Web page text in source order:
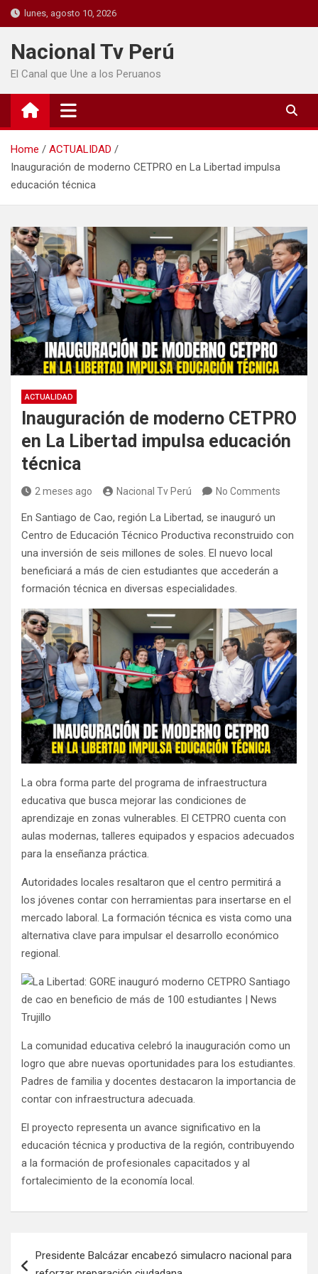
lunes, agosto 10, 2026
Nacional Tv Perú
El Canal que Une a los Peruanos
Home
ACTUALIDAD
Inauguración de moderno CETPRO en La Libertad impulsa
educación técnica
ACTUALIDAD
Inauguración de moderno CETPRO
en La Libertad impulsa educación
técnica
2 meses ago Nacional Tv Perú No Comments
En Santiago de Cao, región La Libertad, se inauguró un
Centro de Educación Técnico Productiva reconstruido con
una inversión de seis millones de soles. El nuevo local
beneficiará a más de cien estudiantes que accederán a
formación técnica en diversas especialidades.
La obra forma parte del programa de infraestructura
educativa que busca mejorar las condiciones de
aprendizaje en zonas vulnerables. El CETPRO cuenta con
aulas modernas, talleres equipados y espacios adecuados
para la enseñanza práctica.
Autoridades locales resaltaron que el centro permitirá a
los jóvenes contar con herramientas para insertarse en el
mercado laboral. La formación técnica es vista como una
alternativa clave para impulsar el desarrollo económico
regional.
La comunidad educativa celebró la inauguración como un
logro que abre nuevas oportunidades para los estudiantes.
Padres de familia y docentes destacaron la importancia de
contar con infraestructura adecuada.
El proyecto representa un avance significativo en la
educación técnica y productiva de la región, contribuyendo
a la formación de profesionales capacitados y al
fortalecimiento de la economía local.
Presidente Balcázar encabezó simulacro nacional para